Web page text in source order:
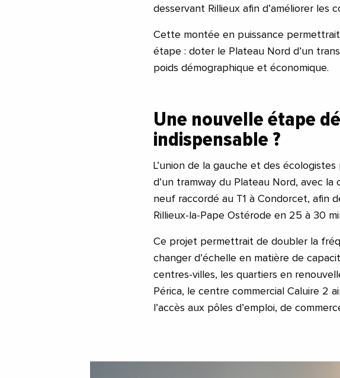
desservant Rillieux afin d’améliorer les
Cette montée en puissance permettrait
étape : doter le Plateau Nord d’un
poids démographique et économique.
Une nouvelle étape
indispensable ?
L’union de la gauche et des
d’un tramway du Plateau Nord, avec
neuf raccordé au T1 à Condorcet, afin
Rillieux-la-Pape Ostérode en 25 à 30
Ce projet permettrait de doubler la
changer d’échelle en matière de
centres-villes, les quartiers en
Périca, le centre commercial Caluire 2
l’accès aux pôles d’emploi, de